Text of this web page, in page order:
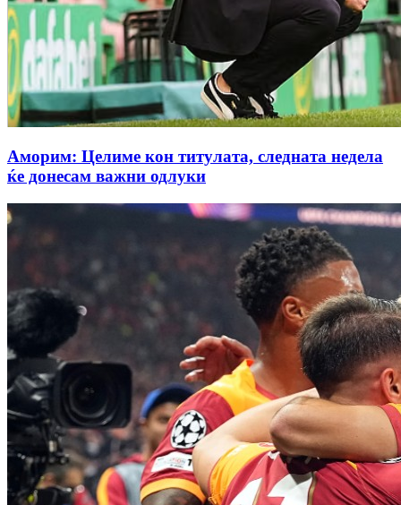
Аморим: Целиме кон титулата, следната недела
ќе донесам важни одлуки